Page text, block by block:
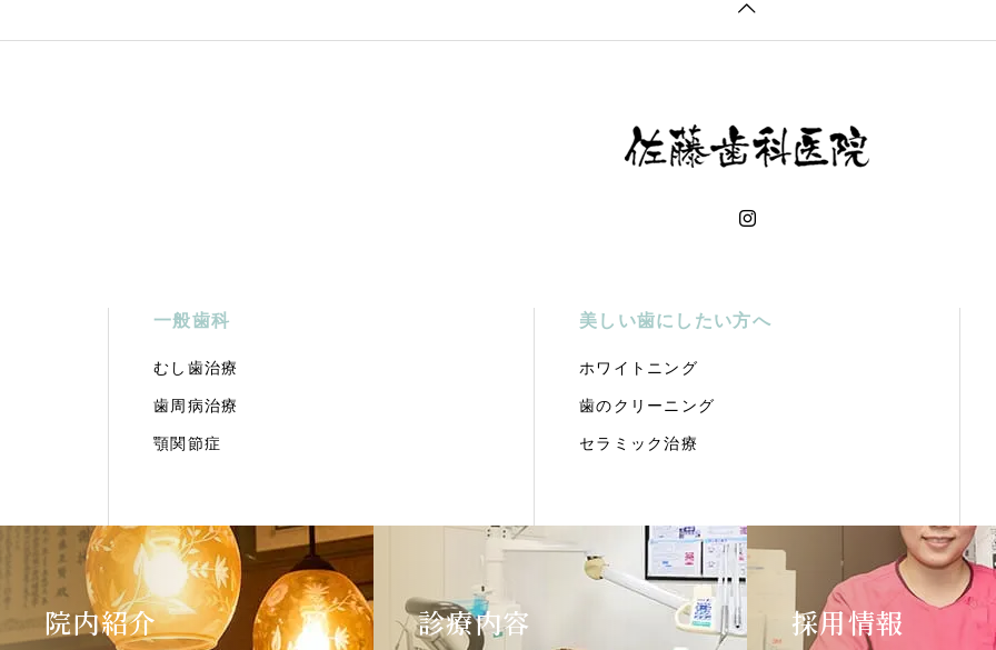
一般歯科
むし歯治療
歯周病治療
顎関節症
美しい歯にしたい方へ
ホワイトニング
歯のクリーニング
セラミック治療
院内紹介 診療内容 採用情報